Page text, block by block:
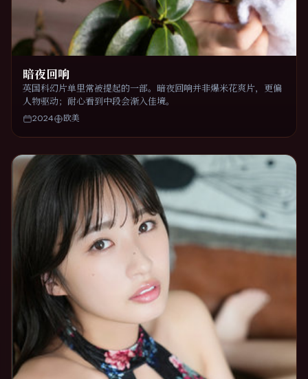
暗夜回响
英国科幻片单里常被提起的一部。暗夜回响并非爆米花爽片，更偏
人物驱动；耐心看到中段会渐入佳境。
2024 欧美